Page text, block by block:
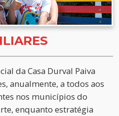
da Casa Durval Paiva
anualmente, a todos aos
nos municípios do
enquanto estratégia